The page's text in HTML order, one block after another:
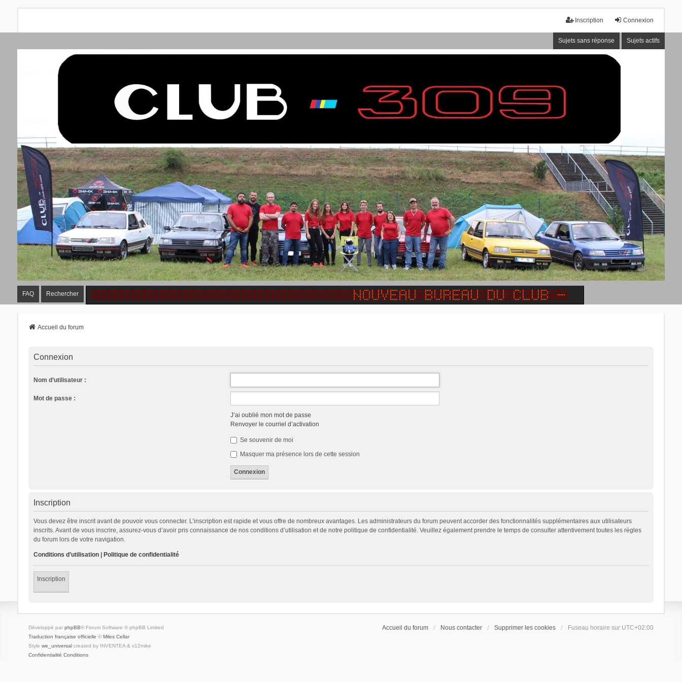
Connexion
Inscription
Sujets sans réponse Sujets actifs
FAQ Rechercher
Accueil du forum
Connexion
Nom d’utilisateur :
Mot de passe :
J’ai oublié mon mot de passe
Renvoyer le courriel d’activation
Se souvenir de moi
Masquer ma présence lors de cette session
Inscription
Vous devez être inscrit avant de pouvoir vous connecter. L’inscription est rapide et vous offre de nombreux avantages. Les administrateurs du forum peuvent accorder des fonctionnalités supplémentaires aux utilisateurs
inscrits. Avant de vous inscrire, assurez-vous d’avoir pris connaissance de nos conditions d’utilisation et de notre politique de confidentialité. Veuillez également prendre le temps de consulter attentivement toutes les règles
du forum lors de votre navigation.
Conditions d’utilisation| Politique de confidentialité
Inscription
Accueil du forum Nous contacter Supprimer les cookies Fuseau horaire sur UTC+02:00
Développé par phpBB® Forum Software © phpBB Limited
Traduction française officielle © Miles Cellar
Style we_universalcreated by INVENTEA & v12mike
Confidentialité Conditions